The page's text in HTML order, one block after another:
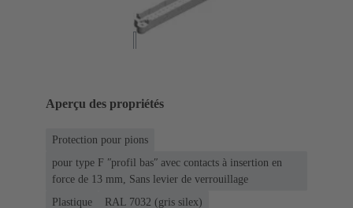
Aperçu des propriétés
Protection pour pions
pour type F ʺprofil basʺ avec contacts à insertion en
force de 13 mm, Sans levier de verrouillage
Plastique
RAL 7032 (gris silex)